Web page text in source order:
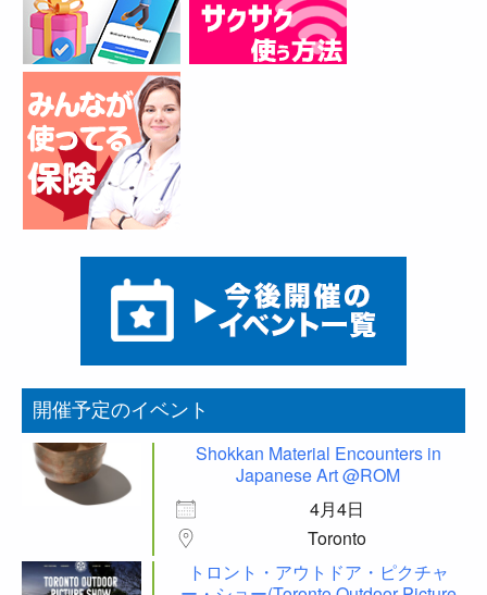
開催予定のイベント
Shokkan Material Encounters in
Japanese Art @ROM
4月4日
Toronto
トロント・アウトドア・ピクチャ